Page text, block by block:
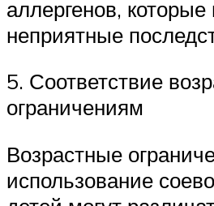
аллергенов, которые
неприятные
5. Соответствие
ограничениям
Возрастные
использование